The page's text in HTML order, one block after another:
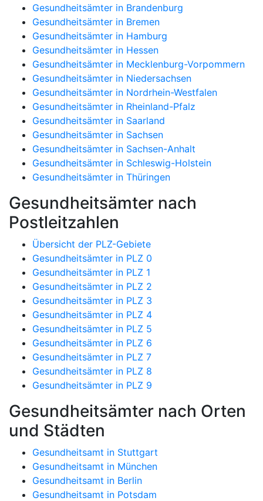
Gesundheitsämter in Brandenburg
Gesundheitsämter in Bremen
Gesundheitsämter in Hamburg
Gesundheitsämter in Hessen
Gesundheitsämter in Mecklenburg-Vorpommern
Gesundheitsämter in Niedersachsen
Gesundheitsämter in Nordrhein-Westfalen
Gesundheitsämter in Rheinland-Pfalz
Gesundheitsämter in Saarland
Gesundheitsämter in Sachsen
Gesundheitsämter in Sachsen-Anhalt
Gesundheitsämter in Schleswig-Holstein
Gesundheitsämter in Thüringen
Gesundheitsämter nach
Postleitzahlen
Übersicht der PLZ-Gebiete
Gesundheitsämter in PLZ 0
Gesundheitsämter in PLZ 1
Gesundheitsämter in PLZ 2
Gesundheitsämter in PLZ 3
Gesundheitsämter in PLZ 4
Gesundheitsämter in PLZ 5
Gesundheitsämter in PLZ 6
Gesundheitsämter in PLZ 7
Gesundheitsämter in PLZ 8
Gesundheitsämter in PLZ 9
Gesundheitsämter nach Orten
und Städten
Gesundheitsamt in Stuttgart
Gesundheitsamt in München
Gesundheitsamt in Berlin
Gesundheitsamt in Potsdam